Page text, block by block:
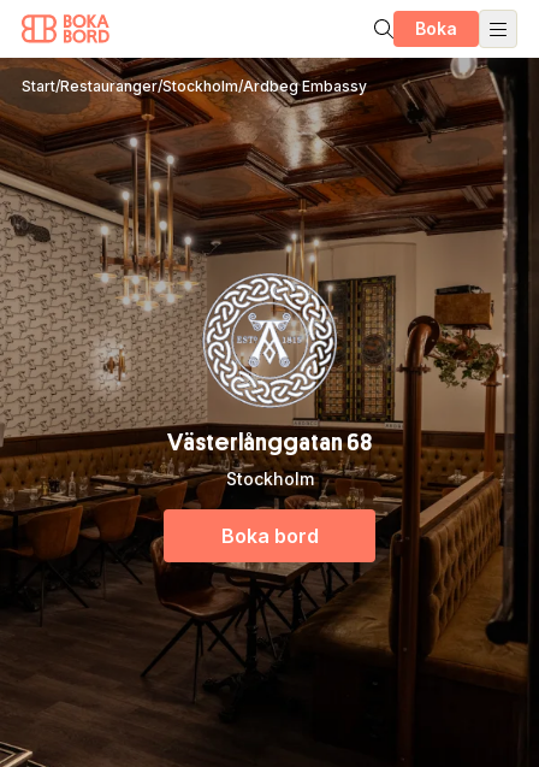
Boka
Start/Restauranger/Stockholm/Ardbeg Embassy
Västerlånggatan 68
Stockholm
Boka bord